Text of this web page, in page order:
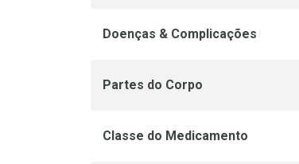
Doenças & Complicações
Partes do Corpo
Classe do Medicamento